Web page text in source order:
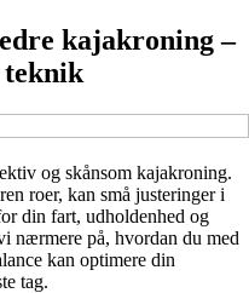
kajakroning –
teknik
og skånsom kajakroning.
roer, kan små justeringer i
din fart, udholdenhed og
nærmere på, hvordan du med
kan optimere din
tag.